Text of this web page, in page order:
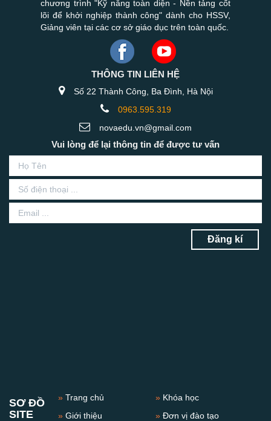
chương trình "Kỹ năng toàn diện - Nền tảng cốt
lõi để khởi nghiệp thành công" dành cho HSSV,
Giảng viên tại các cơ sở giáo dục trên toàn quốc.
THÔNG TIN LIÊN HỆ
Số 22 Thành Công, Ba Đình, Hà Nội
0963.595.319
novaedu.vn@gmail.com
Vui lòng để lại thông tin để được tư vấn
Đăng kí
SƠ ĐỒ
SITE
»Trang chủ
»Giới thiệu
» Khóa học
»Đơn vị đào tạo